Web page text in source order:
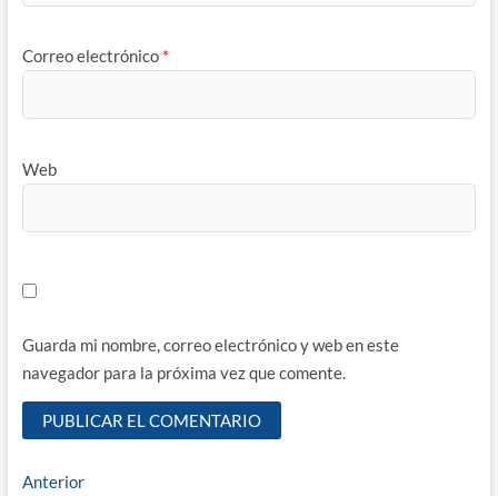
Correo electrónico *
Web
Guarda mi nombre, correo electrónico y web en este
navegador para la próxima vez que comente.
Navegación
AnteriorEntrada